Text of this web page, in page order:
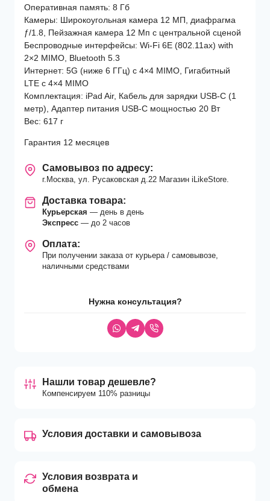
Оперативная память: 8 Гб
Камеры: Широкоугольная камера 12 МП, диафрагма
ƒ/1.8, Пейзажная камера 12 Мп с центральной сценой
Беспроводные интерфейсы: Wi-Fi 6E (802.11ax) with
2×2 MIMO, Bluetooth 5.3
Интернет: 5G (ниже 6 ГГц) с 4×4 MIMO, Гигабитный
LTE с 4×4 MIMO
Комплектация: iPad Air, Кабель для зарядки USB‑C (1
метр), Адаптер питания USB‑C мощностью 20 Вт
Вес: 617 г
Гарантия 12 месяцев
Самовывоз по адресу:
г.Москва, ул. Русаковская д.22 Магазин iLikeStore.
Доставка товара:
Курьерская — день в день
Экспресс — до 2 часов
Оплата:
При получении заказа от курьера / самовывозе,
наличными средствами
Нужна консультация?
Нашли товар дешевле?
Компенсируем 110% разницы
Условия доставки и самовывоза
Условия возврата и
обмена